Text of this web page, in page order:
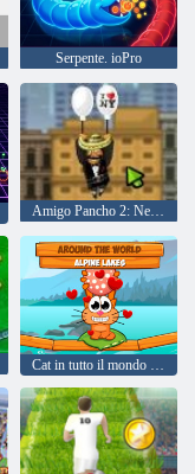
Serpente. ioPro
Amigo Pancho 2: New York Party
Cat in tutto il mondo - Alpine Lakes